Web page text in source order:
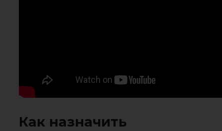
Как назначить